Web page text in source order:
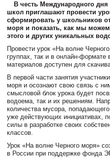
В честь Международного
школ приглашают провести
сформировать у школьников
моря и показать, как мы
этого и других уникальных
Провести урок «На волне
группах, так и в онлайн-
материалов доступен для
В первой части занятия
моря и осознают свою связь с
смысловой блок урока будет
водоема, так и их решениям.
количества мусора,
уже действующих инициативах,
силы в разработке своих
классов.
Урок «На волне Черного моря»
в России при поддержке фонда